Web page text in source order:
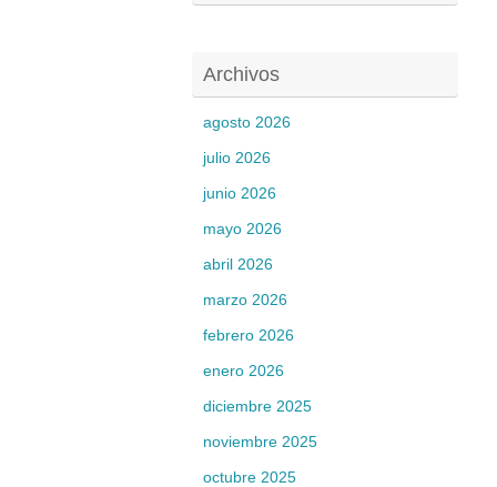
Archivos
agosto 2026
julio 2026
junio 2026
mayo 2026
abril 2026
marzo 2026
febrero 2026
enero 2026
diciembre 2025
noviembre 2025
octubre 2025